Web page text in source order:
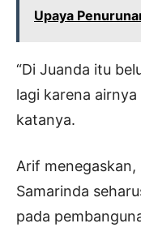
Upaya
“Di Juanda itu
lagi karena
katanya.
Arif
Samarinda
pada